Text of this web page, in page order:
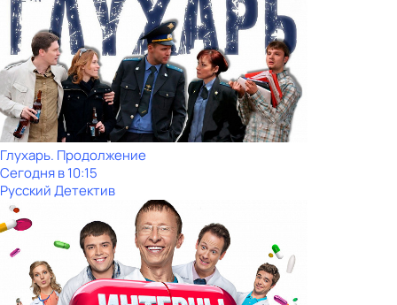
Глухарь. Продолжение
Сегодня в 10:15
Русский Детектив